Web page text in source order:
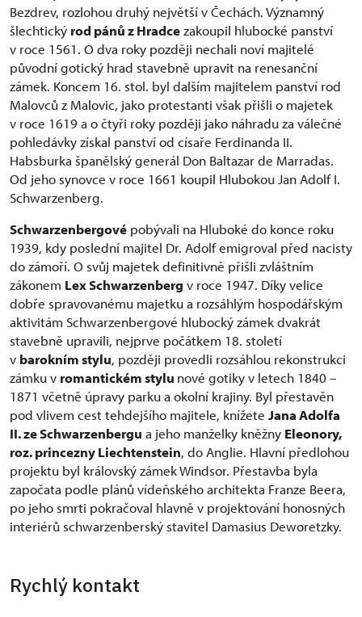
Bezdrev, rozlohou druhý největší v Čechách. Významný
šlechtický rod pánů z Hradcezakoupil hlubocké panství
v roce 1561. O dva roky později nechali noví majitelé
původní gotický hrad stavebně upravit na renesanční
zámek. Koncem 16. stol. byl dalším majitelem panství rod
Malovců z Malovic, jako protestanti však přišli o majetek
v roce 1619 a o čtyři roky později jako náhradu za válečné
pohledávky získal panství od císaře Ferdinanda II.
Habsburka španělský generál Don Baltazar de Marradas.
Od jeho synovce v roce 1661 koupil Hlubokou Jan Adolf I.
Schwarzenberg.
Schwarzenbergové pobývali na Hluboké do konce roku
1939, kdy poslední majitel Dr. Adolf emigroval před nacisty
do zámoří. O svůj majetek definitivně přišli zvláštním
zákonem Lex Schwarzenberg v roce 1947. Díky velice
dobře spravovanému majetku a rozsáhlým hospodářským
aktivitám Schwarzenbergové hlubocký zámek dvakrát
stavebně upravili, nejprve počátkem 18. století
v barokním stylu, později provedli rozsáhlou rekonstrukci
zámku v romantickém stylu nové gotiky v letech 1840 –
1871 včetně úpravy parku a okolní krajiny. Byl přestavěn
pod vlivem cest tehdejšího majitele, knížete Jana Adolfa
II. ze Schwarzenbergu a jeho manželky kněžny Eleonory,
roz. princezny Liechtenstein, do Anglie. Hlavní předlohou
projektu byl královský zámek Windsor. Přestavba byla
započata podle plánů vídeňského architekta Franze Beera,
po jeho smrti pokračoval hlavně v projektování honosných
interiérů schwarzenberský stavitel Damasius Deworetzky.
Rychlý kontakt